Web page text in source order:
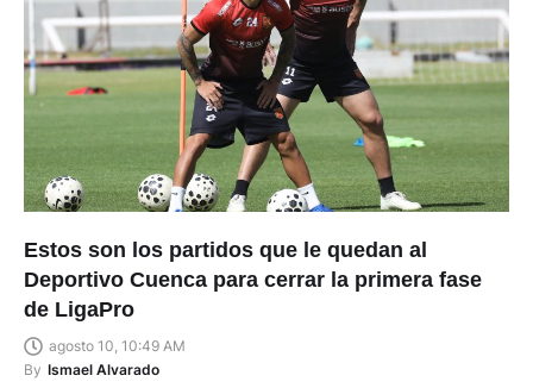
Estos son los partidos que le quedan al
Deportivo Cuenca para cerrar la primera fase
de LigaPro
agosto 10, 10:49 AM
By Ismael Alvarado